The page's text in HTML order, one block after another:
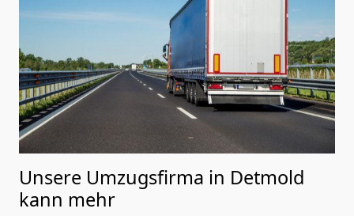
Unsere Umzugsfirma in Detmold
kann mehr